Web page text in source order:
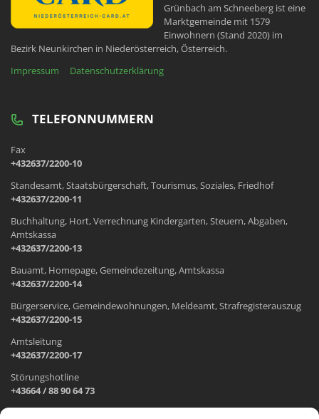
Grünbach am Schneeberg ist eine
Marktgemeinde mit 1579
Einwohnern (Stand 2020) im
Bezirk Neunkirchen in Niederösterreich, Österreich.
Impressum
Datenschutzerklärung
TELEFONNUMMERN
Fax
+432637/2200-10
Standesamt, Staatsbürgerschaft, Tourismus, Soziales, Friedhof
+432637/2200-11
Buchhaltung, Hort, Verrechnung Kindergarten, Steuern, Abgaben,
Amtskassa
+432637/2200-13
Bauamt, Homepage, Gemeindezeitung, Amtskassa
+432637/2200-14
Bürgerservice, Gemeindewohnungen, Meldeamt, Strafregisterauszug
+432637/2200-15
Amtsleitung
+432637/2200-17
Störungshotline
+43664 / 88 90 64 73